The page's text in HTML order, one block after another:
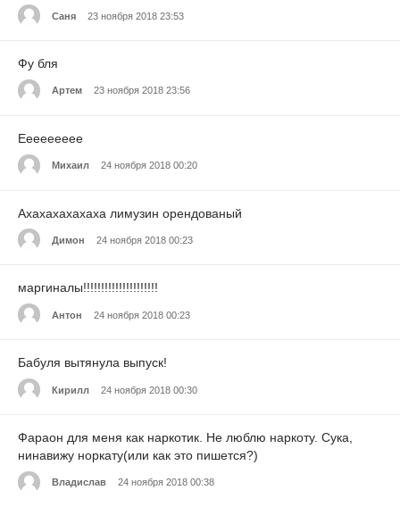
Саня 23 ноября 2018 23:53
Фу бля
Артем 23 ноября 2018 23:56
Еееееееее
Михаил 24 ноября 2018 00:20
Ахахахахахаха лимузин орендованый
Димон 24 ноября 2018 00:23
маргиналы!!!!!!!!!!!!!!!!!!!!!
Антон 24 ноября 2018 00:23
Бабуля вытянула выпуск!
Кирилл 24 ноября 2018 00:30
Фараон для меня как наркотик. Не люблю наркоту. Сука,
нинавижу норкату(или как это пишется?)
Владислав 24 ноября 2018 00:38